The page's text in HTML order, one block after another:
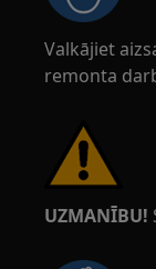
Valkājiet
remonta
UZMANĪBU!